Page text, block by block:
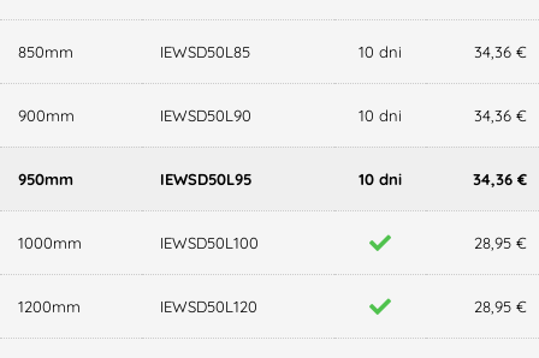
850mm IEWSD50L85 10 dni 34,36 €
900mm IEWSD50L90 10 dni 34,36 €
950mm IEWSD50L95 10 dni 34,36 €
1000mm IEWSD50L100 28,95 €
1200mm IEWSD50L120 28,95 €